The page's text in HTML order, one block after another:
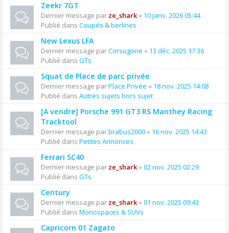
Zeekr 7GT
Dernier message par ze_shark« 10 janv. 2026 05:44
Publié dans Coupés & berlines
New Lexus LFA
Dernier message parCorsugone « 13 déc. 2025 17:36
Publié dans GTs
Squat de Place de parc privée
Dernier message parPlace Privée « 18 nov. 2025 14:08
Publié dans Autres sujets hors sujet
[A vendre] Porsche 991 GT3 RS Manthey Racing
Tracktool
Dernier message parbrabus2000 « 16 nov. 2025 14:43
Publié dans Petites Annonces
Ferrari SC40
Dernier message par ze_shark« 02 nov. 2025 02:29
Publié dans GTs
Century
Dernier message par ze_shark« 01 nov. 2025 09:43
Publié dans Monospaces & SUVs
Capricorn 01 Zagato